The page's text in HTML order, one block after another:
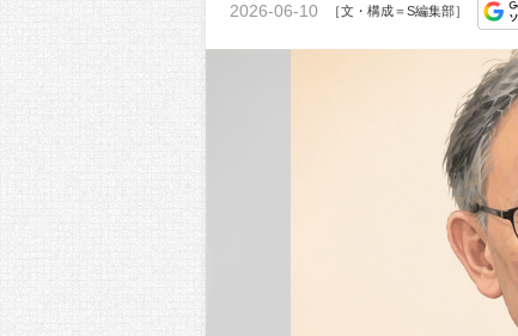
2026-06-10 ［文・構成＝S編集部］